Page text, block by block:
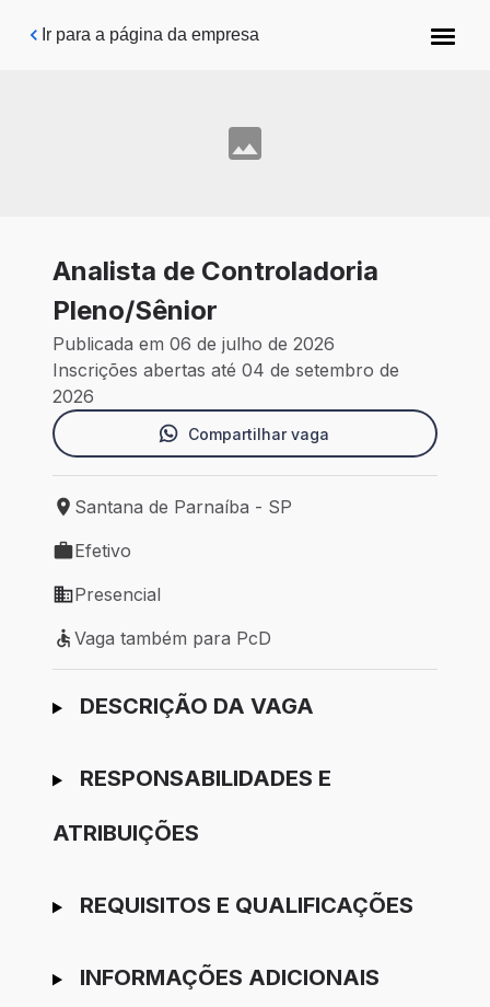
Pular para o conteúdo principal
Ir para a página da empresa
Analista de Controladoria
Pleno/Sênior
Publicada em 06 de julho de 2026
Inscrições abertas até 04 de setembro de
2026
Compartilhar vaga
Local de trabalho: Santana de Parnaíba - SP
Santana de Parnaíba - SP
Tipo de vaga: Efetivo
Efetivo
Modelo de trabalho: Presencial
Presencial
Vaga também para PcD
Vaga também para PcD
Ir para candidatura
DESCRIÇÃO DA VAGA
RESPONSABILIDADES E
ATRIBUIÇÕES
REQUISITOS E QUALIFICAÇÕES
INFORMAÇÕES ADICIONAIS